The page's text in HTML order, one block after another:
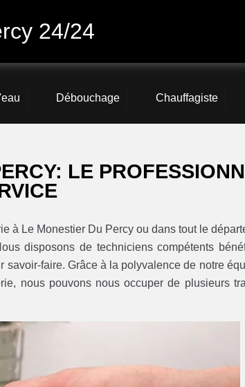
24/24
Débouchage Chauffagiste
LE
à Le Monestier Du Percy ou dans tout le
disposons de techniciens compétents
savoir-faire. Grâce à la polyvalence de notre
nous pouvons nous occuper de plusieurs